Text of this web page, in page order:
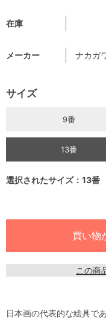
在庫
メーカー ナカガ
サイズ
9番
13番
選択されたサイズ：13番
この商
日本画の代表的な絵具で